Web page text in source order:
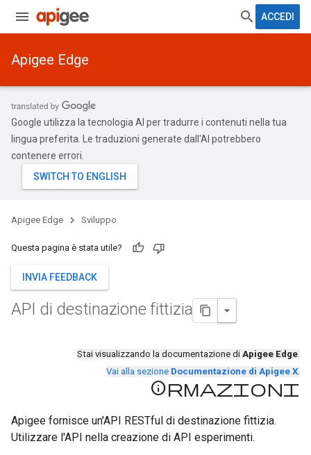
ACCEDI
Apigee Edge
Google utilizza la tecnologia AI per tradurre i contenuti nella tua
lingua preferita. Le traduzioni generate dall'AI potrebbero
contenere errori.
Apigee Edge Sviluppo
Questa pagina è stata utile?
INVIA FEEDBACK
API di destinazione fittizia
Stai visualizzando la documentazione di Apigee Edge.
Vai alla sezione Documentazione di Apigee X.
Informazioni
Apigee fornisce un'API RESTful di destinazione fittizia.
Utilizzare l'API nella creazione di API esperimenti.